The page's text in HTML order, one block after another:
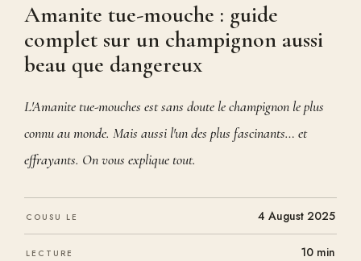
Amanite tue-mouche : guide
complet sur un champignon aussi
beau que dangereux
L'Amanite tue-mouches est sans doute le champignon le plus
connu au monde. Mais aussi l'un des plus fascinants… et
effrayants. On vous explique tout.
COUSU LE 4 August 2025
LECTURE 10 min